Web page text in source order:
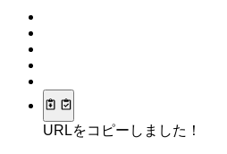
URLをコピーしました！